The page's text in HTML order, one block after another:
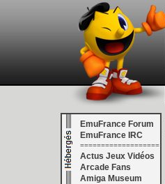
EmuFrance Forum
EmuFrance IRC
===================
Actus Jeux Vidéos
Arcade Fans
Amiga Museum